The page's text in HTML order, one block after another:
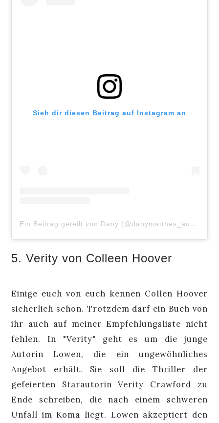
Sieh dir diesen Beitrag auf Instagram an
Ein Beitrag geteilt von Dany (@danymatthes_autorin)
5. Verity von Colleen Hoover
Einige euch von euch kennen Collen Hoover
sicherlich schon. Trotzdem darf ein Buch von
ihr auch auf meiner Empfehlungsliste nicht
fehlen. In "Verity" geht es um die junge
Autorin Lowen, die ein ungewöhnliches
Angebot erhält. Sie soll die Thriller der
gefeierten Starautorin Verity Crawford zu
Ende schreiben, die nach einem schweren
Unfall im Koma liegt. Lowen akzeptiert den